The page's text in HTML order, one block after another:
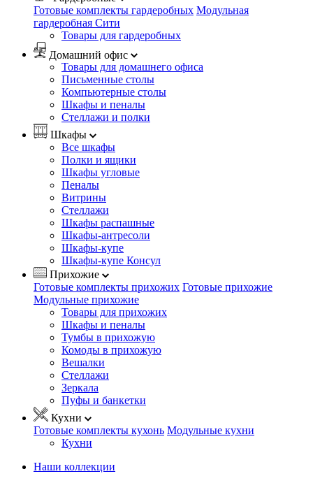
Готовые комплекты гардеробных Модульная
гардеробная Сити
Товары для гардеробных
Домашний офис
Товары для домашнего офиса
Письменные столы
Компьютерные столы
Шкафы и пеналы
Стеллажи и полки
Шкафы
Все шкафы
Полки и ящики
Шкафы угловые
Пеналы
Витрины
Стеллажи
Шкафы распашные
Шкафы-антресоли
Шкафы-купе
Шкафы-купе Консул
Прихожие
Готовые комплекты прихожих Готовые прихожие
Модульные прихожие
Товары для прихожих
Шкафы и пеналы
Тумбы в прихожую
Комоды в прихожую
Вешалки
Стеллажи
Зеркала
Пуфы и банкетки
Кухни
Готовые комплекты кухонь Модульные кухни
Кухни
Наши коллекции